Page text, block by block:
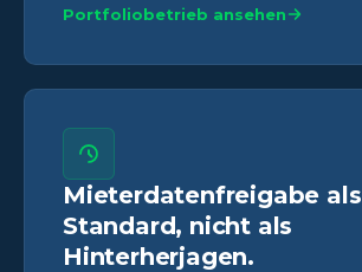
Portfoliobetrieb ansehen
Mieterdatenfreigabe als
Standard, nicht als
Hinterherjagen.